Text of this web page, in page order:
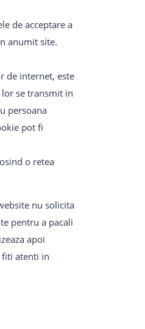
de acceptare a
anumit site.
de internet, este
se transmit in
persoana
pot fi
o retea
nu solicita
pentru a pacali
apoi
fiti atenti in